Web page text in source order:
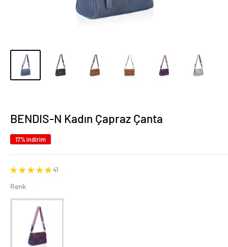
BENDIS-N Kadın Çapraz Çanta
17% indirim
41
Renk